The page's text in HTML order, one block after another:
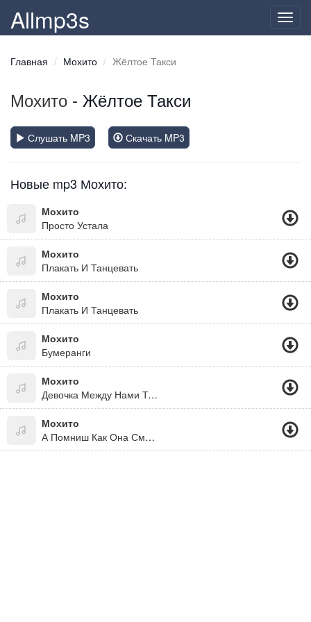
Allmp3s
Главная Мохито Жёлтое Такси
Мохито - Жёлтое Такси
Слушать MP3 Скачать MP3
Новые mp3 Мохито:
Мохито
Просто Устала
Мохито
Плакать И Танцевать
Мохито
Плакать И Танцевать
Мохито
Бумеранги
Мохито
Девочка Между Нами Тик Ток (2020)
Мохито
А Помниш Как Она Смеётся